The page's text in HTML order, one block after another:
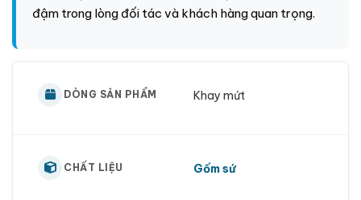
đậm trong lòng đối tác và khách hàng quan trọng.
DÒNG SẢN PHẨM Khay mứt
CHẤT LIỆU Gốm sứ